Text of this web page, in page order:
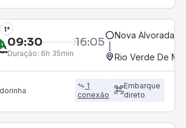
1°
09:30 16:05
Duração: 6h 35min
Nova Alvorada
Rio Verde De
1
conexão
Embarque
direto